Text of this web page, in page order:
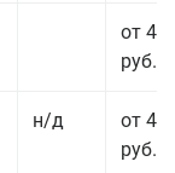
от 42
руб.
н/д
от 46
руб.